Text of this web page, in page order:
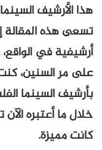
هذا الأرشيف
تسعى هذه المقالة
أرشيفية في
على مر السنين،
بأرشيف السينما
خلال ما أعتبره
كانت مميزة.